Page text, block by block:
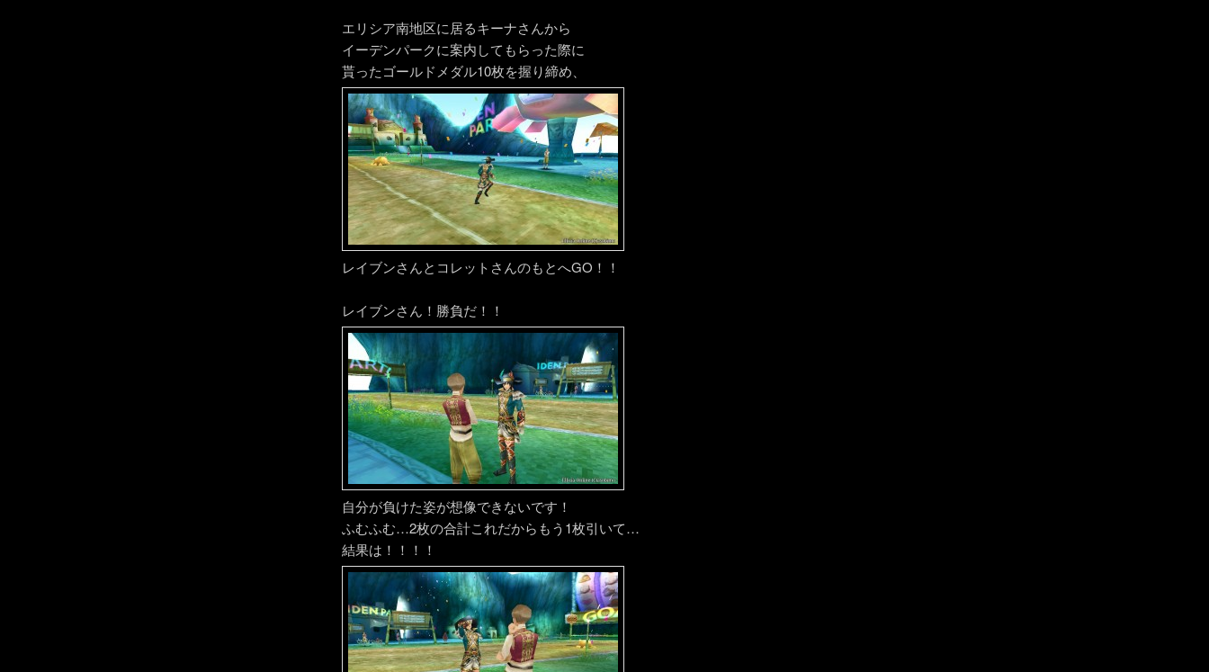
エリシア南地区に居るキーナさんから
イーデンパークに案内してもらった際に
貰ったゴールドメダル10枚を握り締め、
レイブンさんとコレットさんのもとへGO！！
レイブンさん！勝負だ！！
自分が負けた姿が想像できないです！
ふむふむ…2枚の合計これだからもう1枚引いて…
結果は！！！！